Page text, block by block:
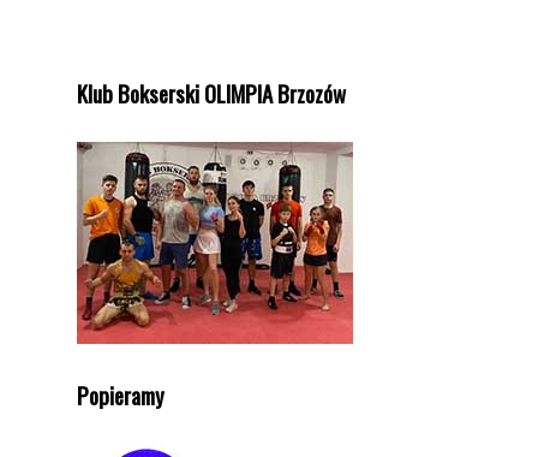
Klub Bokserski OLIMPIA Brzozów
Popieramy